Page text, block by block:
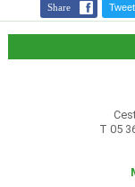
Share Tweet
T 05